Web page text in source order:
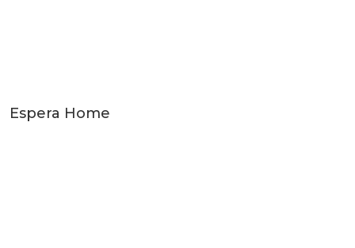
Espera Home